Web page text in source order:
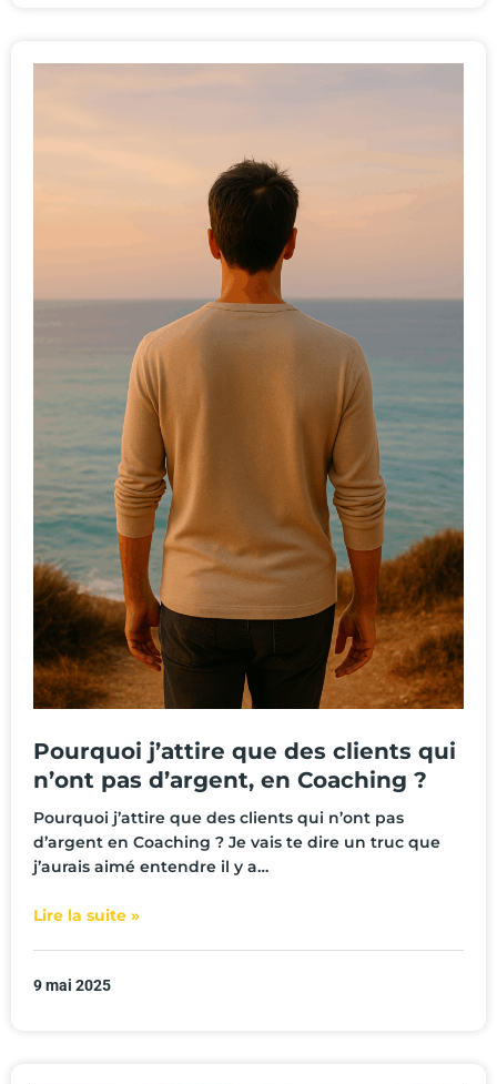
Pourquoi j’attire que des clients qui
n’ont pas d’argent, en Coaching ?
Pourquoi j’attire que des clients qui n’ont pas
d’argent en Coaching ? Je vais te dire un truc que
j’aurais aimé entendre il y a…
Lire la suite »
9 mai 2025